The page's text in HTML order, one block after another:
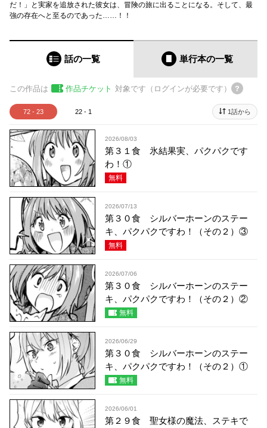
だ！」と実家を追放された彼女は、冒険の旅に出ることになる。そして、最
強の存在へと至るのであった……！！
話の一覧 単行本の一覧
この作品は 作品チケット 対象です（ログインが必要です）
72 - 23 22 - 1 1話から
2026/08/03
第３１食 氷結果実、パクパクです
わ！①
無料
2026/07/13
第３０食 シルバーホーンのステー
キ、パクパクですわ！（その２）③
無料
2026/07/06
第３０食 シルバーホーンのステー
キ、パクパクですわ！（その２）②
無料
2026/06/29
第３０食 シルバーホーンのステー
キ、パクパクですわ！（その２）①
無料
2026/06/01
第２９食 聖女様の魔法、ステキで